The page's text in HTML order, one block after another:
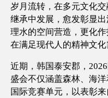
岁月流转，在多元文化
继承中发展，愈发彰显
理水的空间营造，更化
在满足现代人的精神文化
近期，韩国泰安郡，
盛会不仅涵盖森林、海
国际竞赛单元，以表彰